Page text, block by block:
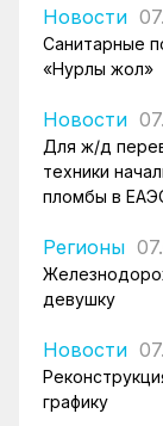
Новости
Санитарные
«Нурлы жол»
Новости
Для ж/д
техники
пломбы в
Регионы
девушку
Новости
графику